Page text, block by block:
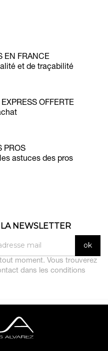
EN FRANCE
et de traçabilité
OFFERTE
PROS
astuces des pros
NEWSLETTER
moment. Vous trouverez
dans les conditions